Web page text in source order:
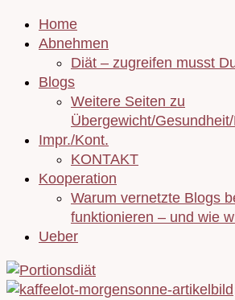
Home
Abnehmen
Diät – zugreifen musst
Blogs
Weitere Seiten zu
Übergewicht/
Impr./Kont.
KONTAKT
Kooperation
Warum vernetzte Blogs
funktionieren – und wie
Ueber